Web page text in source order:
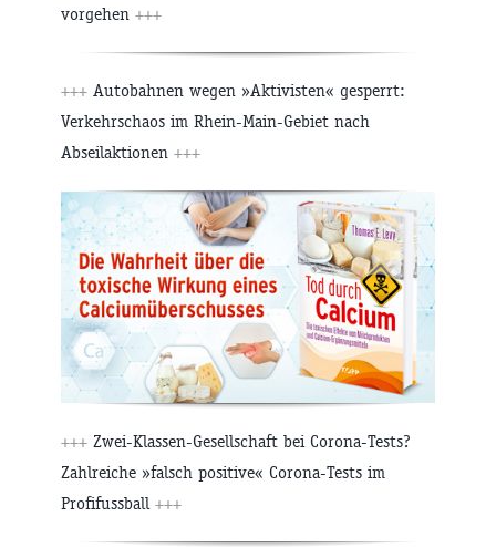
vorgehen +++
+++ Autobahnen wegen »Aktivisten« gesperrt:
Verkehrschaos im Rhein-Main-Gebiet nach
Abseilaktionen +++
+++ Zwei-Klassen-Gesellschaft bei Corona-Tests?
Zahlreiche »falsch positive« Corona-Tests im
Profifussball +++